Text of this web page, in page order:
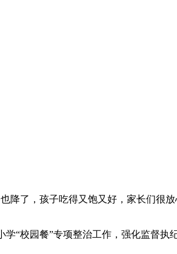
了，孩子吃得又饱又好，家长们很
校园餐”专项整治工作，强化监督执